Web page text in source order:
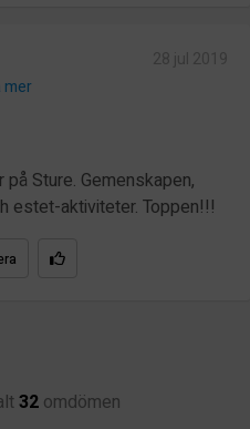
mer
Sture. Gemenskapen,
estet-aktiviteter. Toppen!!!
32omdömen